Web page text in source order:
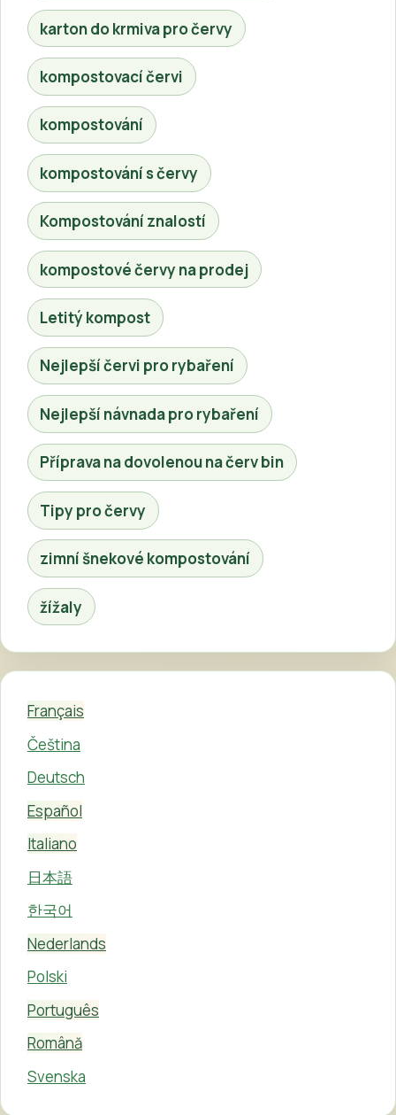
karton do krmiva pro červy
kompostovací červi
kompostování
kompostování s červy
Kompostování znalostí
kompostové červy na prodej
Letitý kompost
Nejlepší červi pro rybaření
Nejlepší návnada pro rybaření
Příprava na dovolenou na červ bin
Tipy pro červy
zimní šnekové kompostování
žížaly
Français
Čeština
Deutsch
Español
Italiano
日本語
한국어
Nederlands
Polski
Português
Română
Svenska